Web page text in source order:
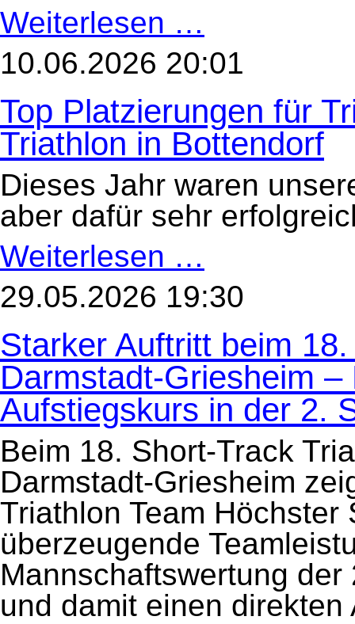
Weiterlesen … und
ein
Aufstiegsplatz
–
des
HöSV
1893
e.V.
beim
17.
Burgwald-
Triathlon
in
Bottendorf
10.06.2026 20:01
Top Platzierungen für
Triathlon in Bottendorf
Dieses Jahr waren
aber dafür sehr
Weiterlesen … für
TriKids
beim
Burgwald-
in
Bottendorf
29.05.2026 19:30
Starker Auftritt beim
Darmstadt-Griesheim
Aufstiegskurs in der 2.
Beim 18. Short-Track
Darmstadt-Griesheim
Triathlon Team
überzeugende
Mannschaftswertung
und damit einen direkten